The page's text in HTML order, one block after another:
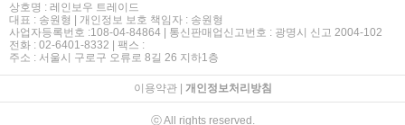
상호명 : 레인보우 트레이드
대표 : 송원형 | 개인정보 보호 책임자 : 송원형
사업자등록번호 :108-04-84864 | 통신판매업신고번호 : 광명시 신고 2004-102
전화 : 02-6401-8332 | 팩스 :
주소 : 서울시 구로구 오류로 8길 26 지하1층
이용약관| 개인정보처리방침
ⓒ All rights reserved.